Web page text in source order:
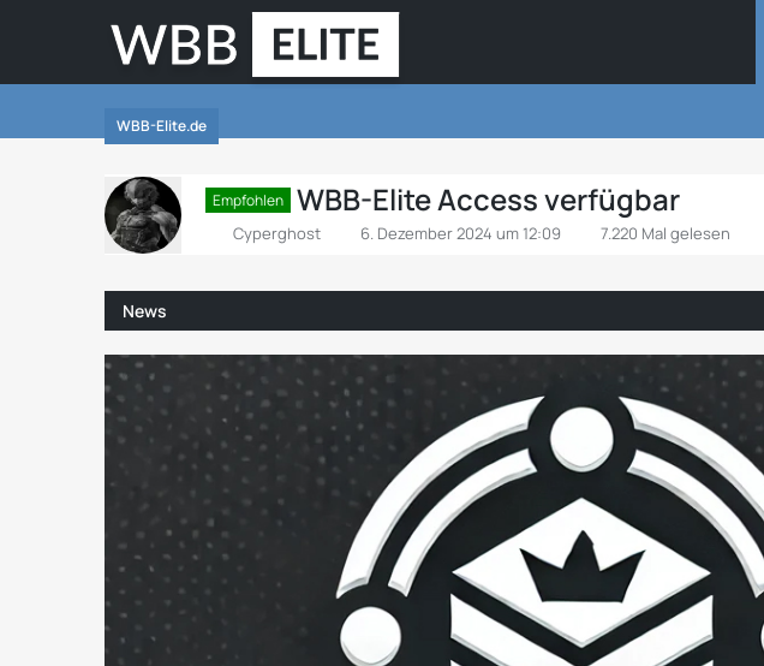
WBB-Elite.de
Empfohlen WBB-Elite Access verfügbar
Cyperghost 6. Dezember 2024 um 12:09 7.220 Mal gelesen
News